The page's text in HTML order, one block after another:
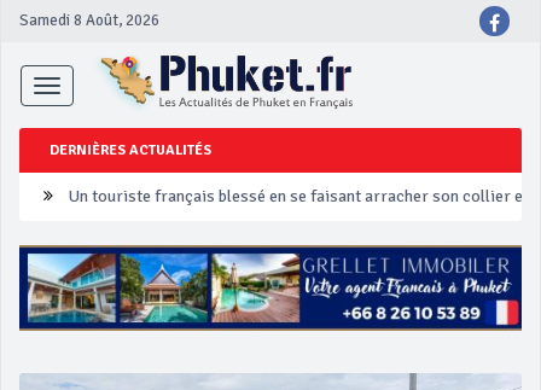
Samedi 8 Août, 2026
Toggle
navigation
DERNIÈRES ACTUALITÉS
Un touriste français blessé en se faisant arracher son collier en
Phuket Peranakan Festival
‘Phuket Eye’ assurera la sécurité pendant Songkran